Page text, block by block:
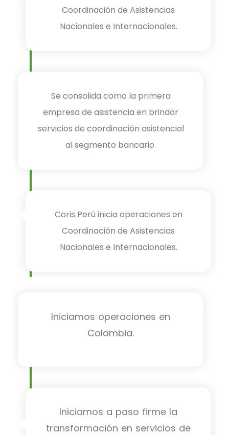
Coordinación de Asistencias
Nacionales e Internacionales.
Se consolida como la primera
empresa de asistencia en brindar
servicios de coordinación asistencial
al segmento bancario.
Coris Perú inicia operaciones en
Coordinación de Asistencias
Nacionales e Internacionales.
Iniciamos operaciones en
Colombia.
Iniciamos a paso firme la
transformación en servicios de